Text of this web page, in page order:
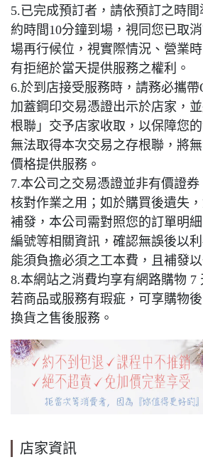
5.已完成預訂者，請依預訂之時
約時間10分鐘到場，視同您已取
場再行候位，視實際情況、營業
有拒絕於當天提供服務之權利。
6.於到店接受服務時，請務必攜帶
加蓋鋼印交易憑證出示於店家，
根聯」交予店家收取，以保障您
無法取得本次交易之存根聯，將
價格提供服務。
7.本公司之交易憑證並非有價證
核對作業之用；如於購買後遺失
補發，本公司需對照您的訂單明
編號等相關資訊，確認無誤後以
能須負擔必須之工本費，且補發以
8.本網站之消費均享有網路購物 7
若商品或服務有瑕疵，可享購物
換貨之售後服務。
店家資訊